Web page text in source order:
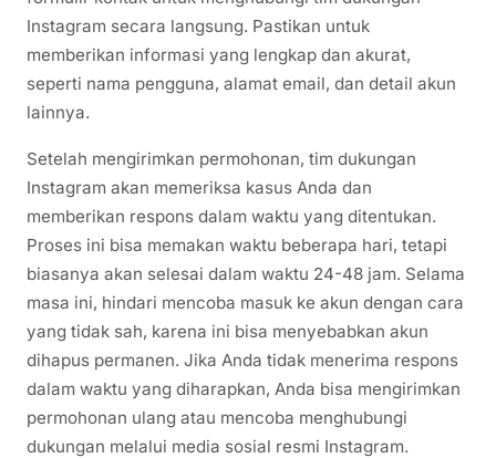
Instagram secara langsung. Pastikan untuk
memberikan informasi yang lengkap dan akurat,
seperti nama pengguna, alamat email, dan detail akun
lainnya.
Setelah mengirimkan permohonan, tim dukungan
Instagram akan memeriksa kasus Anda dan
memberikan respons dalam waktu yang ditentukan.
Proses ini bisa memakan waktu beberapa hari, tetapi
biasanya akan selesai dalam waktu 24-48 jam. Selama
masa ini, hindari mencoba masuk ke akun dengan cara
yang tidak sah, karena ini bisa menyebabkan akun
dihapus permanen. Jika Anda tidak menerima respons
dalam waktu yang diharapkan, Anda bisa mengirimkan
permohonan ulang atau mencoba menghubungi
dukungan melalui media sosial resmi Instagram.